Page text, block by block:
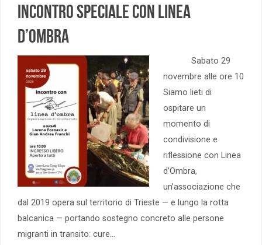
Incontro speciale con Linea
d’Ombra
Sabato 29
novembre alle ore 10
Siamo lieti di
ospitare un
momento di
condivisione e
riflessione con Linea
d’Ombra,
un’associazione che
dal 2019 opera sul territorio di Trieste — e lungo la rotta
balcanica — portando sostegno concreto alle persone
migranti in transito: cure…